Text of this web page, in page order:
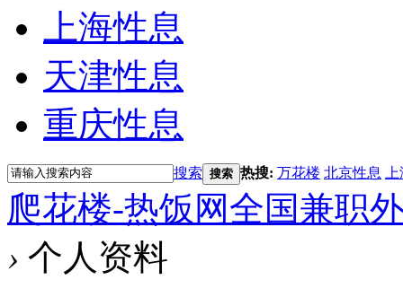
上海性息
天津性息
重庆性息
搜索 搜索 热搜: 万花楼 北京性息
爬花楼-热饭网全国兼职
› 个人资料